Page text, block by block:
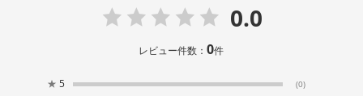
0.0
レビュー件数：0件
★ 5 (0)